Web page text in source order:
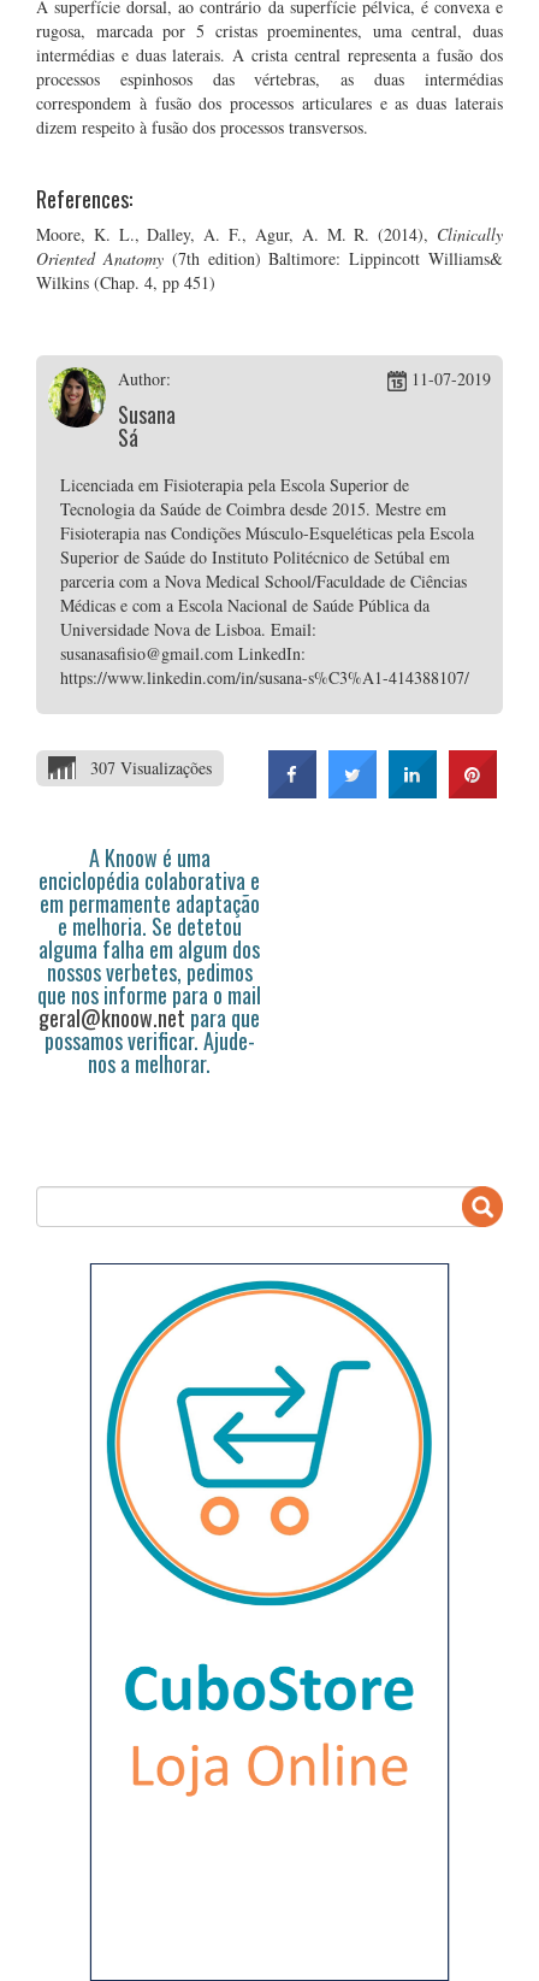
A superfície dorsal, ao contrário da superfície pélvica, é convexa e
rugosa, marcada por 5 cristas proeminentes, uma central, duas
intermédias e duas laterais. A crista central representa a fusão dos
processos espinhosos das vértebras, as duas intermédias
correspondem à fusão dos processos articulares e as duas laterais
dizem respeito à fusão dos processos transversos.
References:
Moore, K. L., Dalley, A. F., Agur, A. M. R. (2014), Clinically
Oriented Anatomy(7th edition) Baltimore: Lippincott Williams&
Wilkins (Chap. 4, pp 451)
Author:
Susana
Sá
11-07-2019
Licenciada em Fisioterapia pela Escola Superior de
Tecnologia da Saúde de Coimbra desde 2015. Mestre em
Fisioterapia nas Condições Músculo-Esqueléticas pela Escola
Superior de Saúde do Instituto Politécnico de Setúbal em
parceria com a Nova Medical School/Faculdade de Ciências
Médicas e com a Escola Nacional de Saúde Pública da
Universidade Nova de Lisboa. Email:
susanasafisio@gmail.com LinkedIn:
https://www.linkedin.com/in/susana-s%C3%A1-414388107/
307 Visualizações
A Knoow é uma
enciclopédia colaborativa e
em permamente adaptação
e melhoria. Se detetou
alguma falha em algum dos
nossos verbetes, pedimos
que nos informe para o mail
geral@knoow.net para que
possamos verificar. Ajude-
nos a melhorar.